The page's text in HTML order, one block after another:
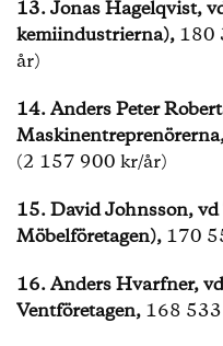
13.Jonas Hagelqvist,
kemiindustrierna), 180
år)
14.Anders Peter
(2 157 900 kr/år)
15.David Johnsson,
Möbelföretagen), 170
16.Anders Hvarfner,
Ventföretagen, 168